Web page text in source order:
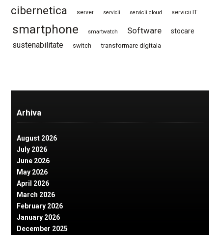
cibernetica server servicii servicii cloud servicii IT
smartphone smartwatch Software stocare
sustenabilitate switch transformare digitala
Arhiva
August 2026
July 2026
June 2026
May 2026
April 2026
March 2026
February 2026
January 2026
December 2025